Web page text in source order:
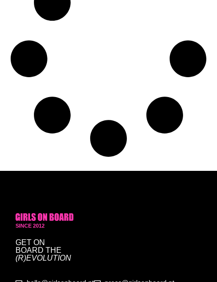
SINCE 2012
GET ON
BOARD THE
(R)EVOLUTION